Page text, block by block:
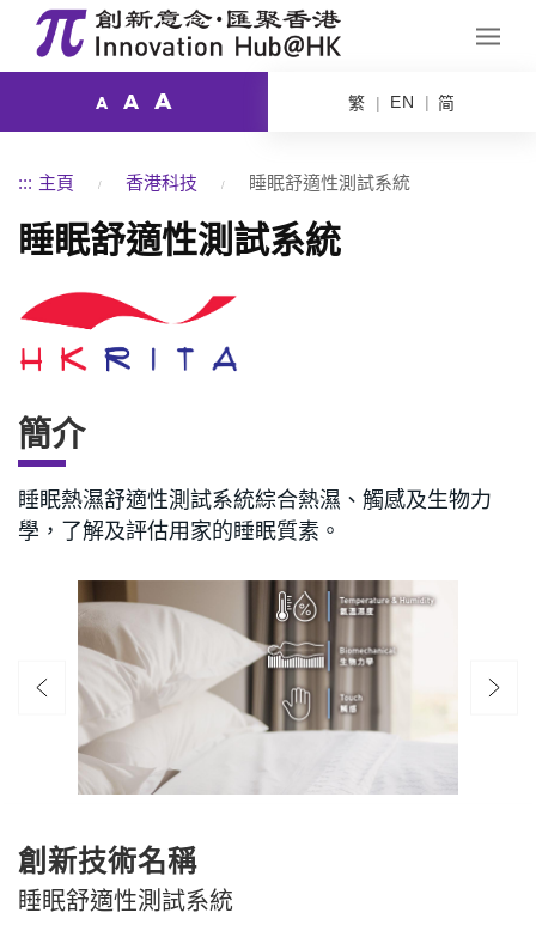
A A A 繁 EN 简
::: 主頁 香港科技 睡眠舒適性測試系統
睡眠舒適性測試系統
簡介
睡眠熱濕舒適性測試系統綜合熱濕、觸感及生物力
學，了解及評估用家的睡眠質素。
創新技術名稱
睡眠舒適性測試系統